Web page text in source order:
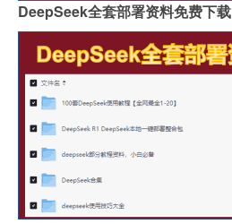
DeepSeek全套部署资料免费下载